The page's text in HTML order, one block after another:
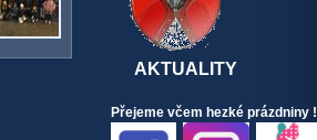
AKTUALITY
Přejeme včem hezké prázdniny !